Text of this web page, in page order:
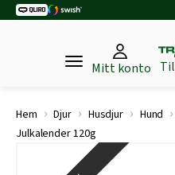
Mitt konto
Hem › Djur › Husdjur › Hund ›
Julkalender 120g